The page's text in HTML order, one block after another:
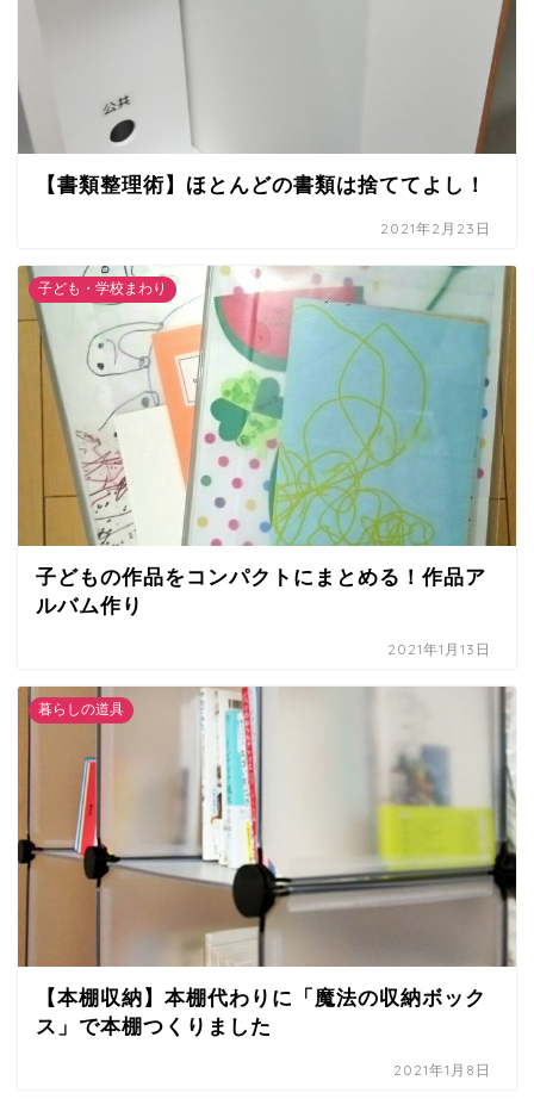
【書類整理術】ほとんどの書類は捨ててよし！
2021年2月23日
子ども・学校まわり
子どもの作品をコンパクトにまとめる！作品ア
ルバム作り
2021年1月13日
暮らしの道具
【本棚収納】本棚代わりに「魔法の収納ボック
ス」で本棚つくりました
2021年1月8日